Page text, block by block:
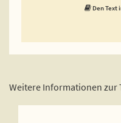
Den Text
Weitere Informationen zur